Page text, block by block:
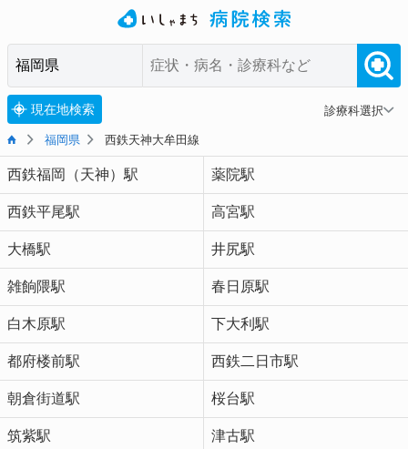
現在地検索 診療科選択
福岡県 西鉄天神大牟田線
西鉄福岡（天神）駅 薬院駅
西鉄平尾駅 高宮駅
大橋駅 井尻駅
雑餉隈駅 春日原駅
白木原駅 下大利駅
都府楼前駅 西鉄二日市駅
朝倉街道駅 桜台駅
筑紫駅 津古駅